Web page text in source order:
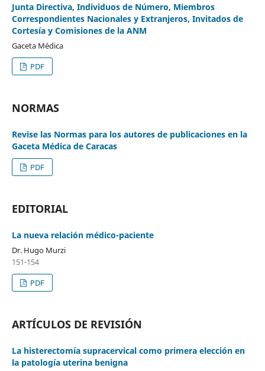
Junta Directiva, Individuos de Número, Miembros
Correspondientes Nacionales y Extranjeros, Invitados de
Cortesía y Comisiones de la ANM
Gaceta Médica
PDF
NORMAS
Revise las Normas para los autores de publicaciones en la
Gaceta Médica de Caracas
PDF
EDITORIAL
La nueva relación médico-paciente
Dr. Hugo Murzi
151-154
PDF
ARTÍCULOS DE REVISIÓN
La histerectomía supracervical como primera elección en
la patología uterina benigna